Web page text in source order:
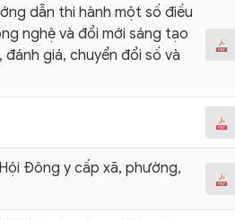
dẫn thi hành một số điều
nghệ và đổi mới sáng tạo
giá, chuyển đổi số và
Đông y cấp xã, phường,